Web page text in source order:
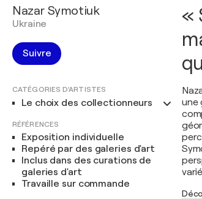
Nazar Symotiuk
Ukraine
Suivre
CATÉGORIES D'ARTISTES
Le choix des collectionneurs
RÉFÉRENCES
Exposition individuelle
Repéré par des galeries d'art
Inclus dans des curations de
galeries d'art
Travaille sur commande
«
une